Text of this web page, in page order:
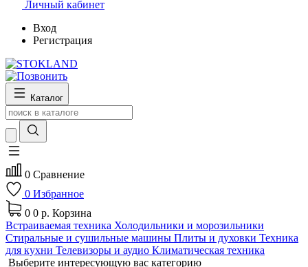
Личный кабинет
Вход
Регистрация
Каталог
0 Сравнение
0 Избранное
0 0 р. Корзина
Встраиваемая техника Холодильники и морозильники
Стиральные и сушильные машины Плиты и духовки Техника
для кухни Телевизоры и аудио Климатическая техника
Выберите интересующую вас категорию